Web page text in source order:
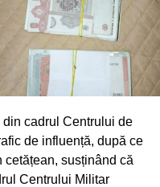
cadrul Centrului de
de influență, după ce
cetățean, susținând că
Centrului Militar